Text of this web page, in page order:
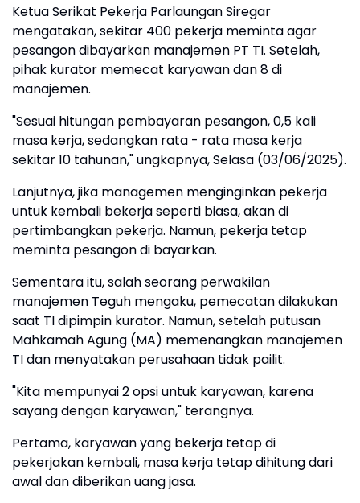
Ketua Serikat Pekerja Parlaungan Siregar
mengatakan, sekitar 400 pekerja meminta agar
pesangon dibayarkan manajemen PT TI. Setelah,
pihak kurator memecat karyawan dan 8 di
manajemen.
"Sesuai hitungan pembayaran pesangon, 0,5 kali
masa kerja, sedangkan rata - rata masa kerja
sekitar 10 tahunan," ungkapnya, Selasa (03/06/2025).
Lanjutnya, jika managemen menginginkan pekerja
untuk kembali bekerja seperti biasa, akan di
pertimbangkan pekerja. Namun, pekerja tetap
meminta pesangon di bayarkan.
Sementara itu, salah seorang perwakilan
manajemen Teguh mengaku, pemecatan dilakukan
saat TI dipimpin kurator. Namun, setelah putusan
Mahkamah Agung (MA) memenangkan manajemen
TI dan menyatakan perusahaan tidak pailit.
"Kita mempunyai 2 opsi untuk karyawan, karena
sayang dengan karyawan," terangnya.
Pertama, karyawan yang bekerja tetap di
pekerjakan kembali, masa kerja tetap dihitung dari
awal dan diberikan uang jasa.